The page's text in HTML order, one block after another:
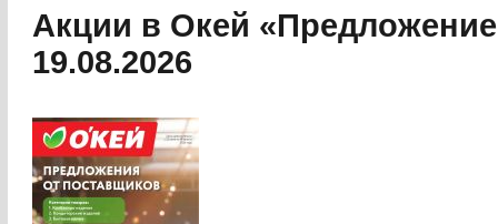
Акции в Окей
19.08.2026